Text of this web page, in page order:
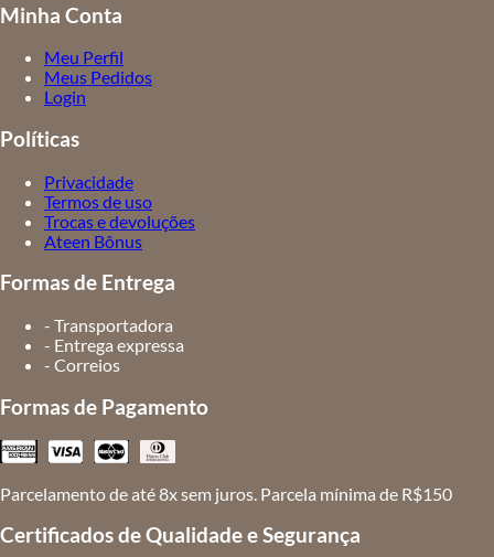
Minha Conta
Meu Perfil
Meus Pedidos
Login
Políticas
Privacidade
Termos de uso
Trocas e devoluções
Ateen Bônus
Formas de Entrega
- Transportadora
- Entrega expressa
- Correios
Formas de Pagamento
Parcelamento de até 8x sem juros. Parcela mínima de R$150
Certificados de Qualidade e Segurança